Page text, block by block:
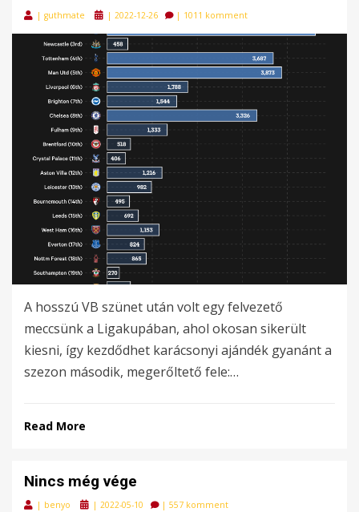
| guthmate
Posted
| 2022-12-26 | 1011 komment
A hosszú VB szünet után volt egy felvezető
meccsünk a Ligakupában, ahol okosan sikerült
kiesni, így kezdődhet karácsonyi ajándék gyanánt a
szezon második, megerőltető fele:…
Read More
Nincs még vége
| benyo
Posted
| 2022-05-10 | 557 komment